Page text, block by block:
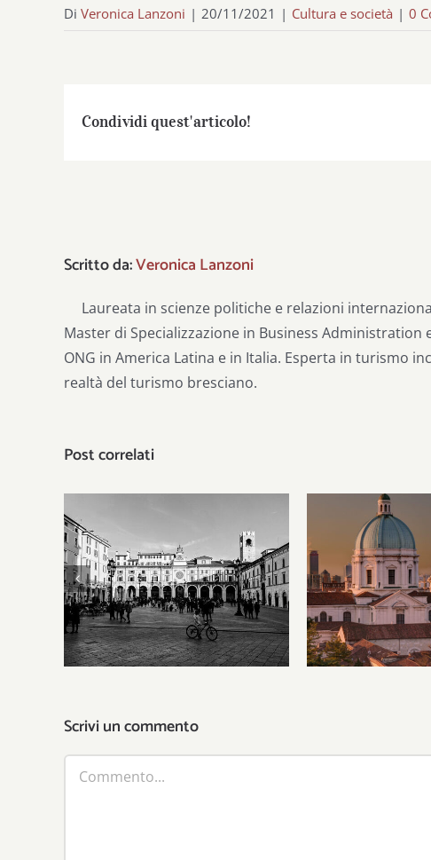
Di Veronica Lanzoni | 20/11/2021 | Cultura e società | 0
Condividi quest'articolo!
Scritto da:Veronica Lanzoni
Laureata in scienze politiche e relazioni
Master di Specializzazione in Business
ONG in America Latina e in Italia. Esperta in turismo
realtà del turismo bresciano.
Post correlati
Il patriottismo municipale
del leone
Gli Stati li
gli uomini,
ha
Scrivi un commento